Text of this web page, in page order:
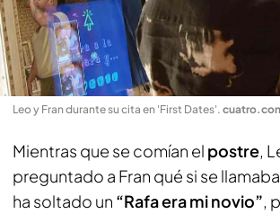
Leo y Fran durante su cita en 'First Dates'.
Mientras que se comían el postre,
preguntado a Fran qué si se
ha soltado un “Rafa era mi novio”,